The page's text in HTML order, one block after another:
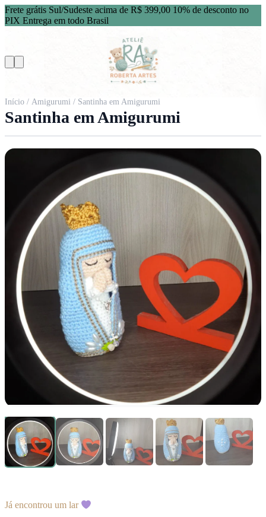
Frete grátis Sul/Sudeste acima de R$ 399,00 10% de desconto no
PIX Entrega em todo Brasil
Início / Amigurumi / Santinha em Amigurumi
Santinha em Amigurumi
Já encontrou um lar